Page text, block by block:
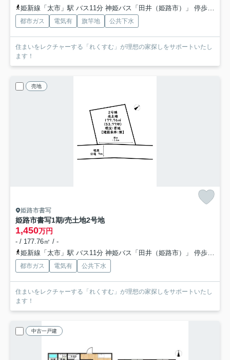
姫新線「太市」駅 バス11分 神姫バス「田井（姫路市）」 停歩22分
都市ガス 電気有 旗竿地 公共下水
住まいをレクチャーする「れくすむ」が理想の家探しをサポートいたし
ます！
売地
姫路市書写
姫路市書写1期/売土地2号地
1,450万円
- / 177.76㎡ / -
姫新線「太市」駅 バス11分 神姫バス「田井（姫路市）」 停歩22分
都市ガス 電気有 公共下水
住まいをレクチャーする「れくすむ」が理想の家探しをサポートいたし
ます！
中古一戸建